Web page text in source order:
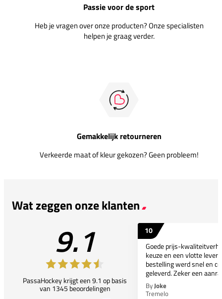
Passie voor de sport
Heb je vragen over onze producten? Onze specialisten
helpen je graag verder.
Gemakkelijk retourneren
Verkeerde maat of kleur gekozen? Geen probleem!
Wat zeggen onze klanten
9.1
PassaHockey krijgt een 9.1 op basis
van 1345 beoordelingen
10
Goede prijs-
keuze en een vlotte
bestelling werd snel en
geleverd. Zeker een
ByJoke
Tremelo